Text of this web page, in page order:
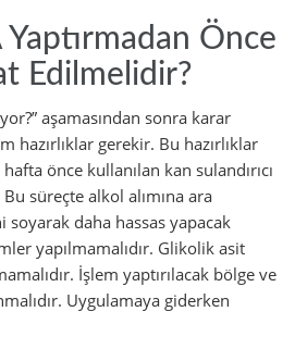
Önce
Edilmelidir?
aşamasından sonra karar
hazırlıklar gerekir. Bu hazırlıklar
önce kullanılan kan sulandırıcı
Bu süreçte alkol alımına ara
daha hassas yapacak
yapılmamalıdır. Glikolik asit
İşlem yaptırılacak bölge ve
Uygulamaya giderken